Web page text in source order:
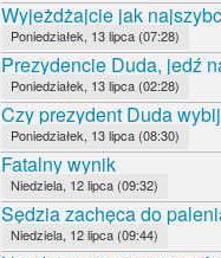
Wyjeżdżajcie jak
Poniedziałek, 13 lipca (07:28)
Prezydencie Duda, jedź
Poniedziałek, 13 lipca (02:28)
Czy prezydent Duda
Poniedziałek, 13 lipca (08:30)
Fatalny wynik
Niedziela, 12 lipca (09:32)
Sędzia zachęca do
Niedziela, 12 lipca (09:44)